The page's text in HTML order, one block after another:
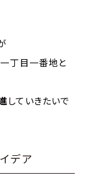
丁目一番地と
していきたいで
デア